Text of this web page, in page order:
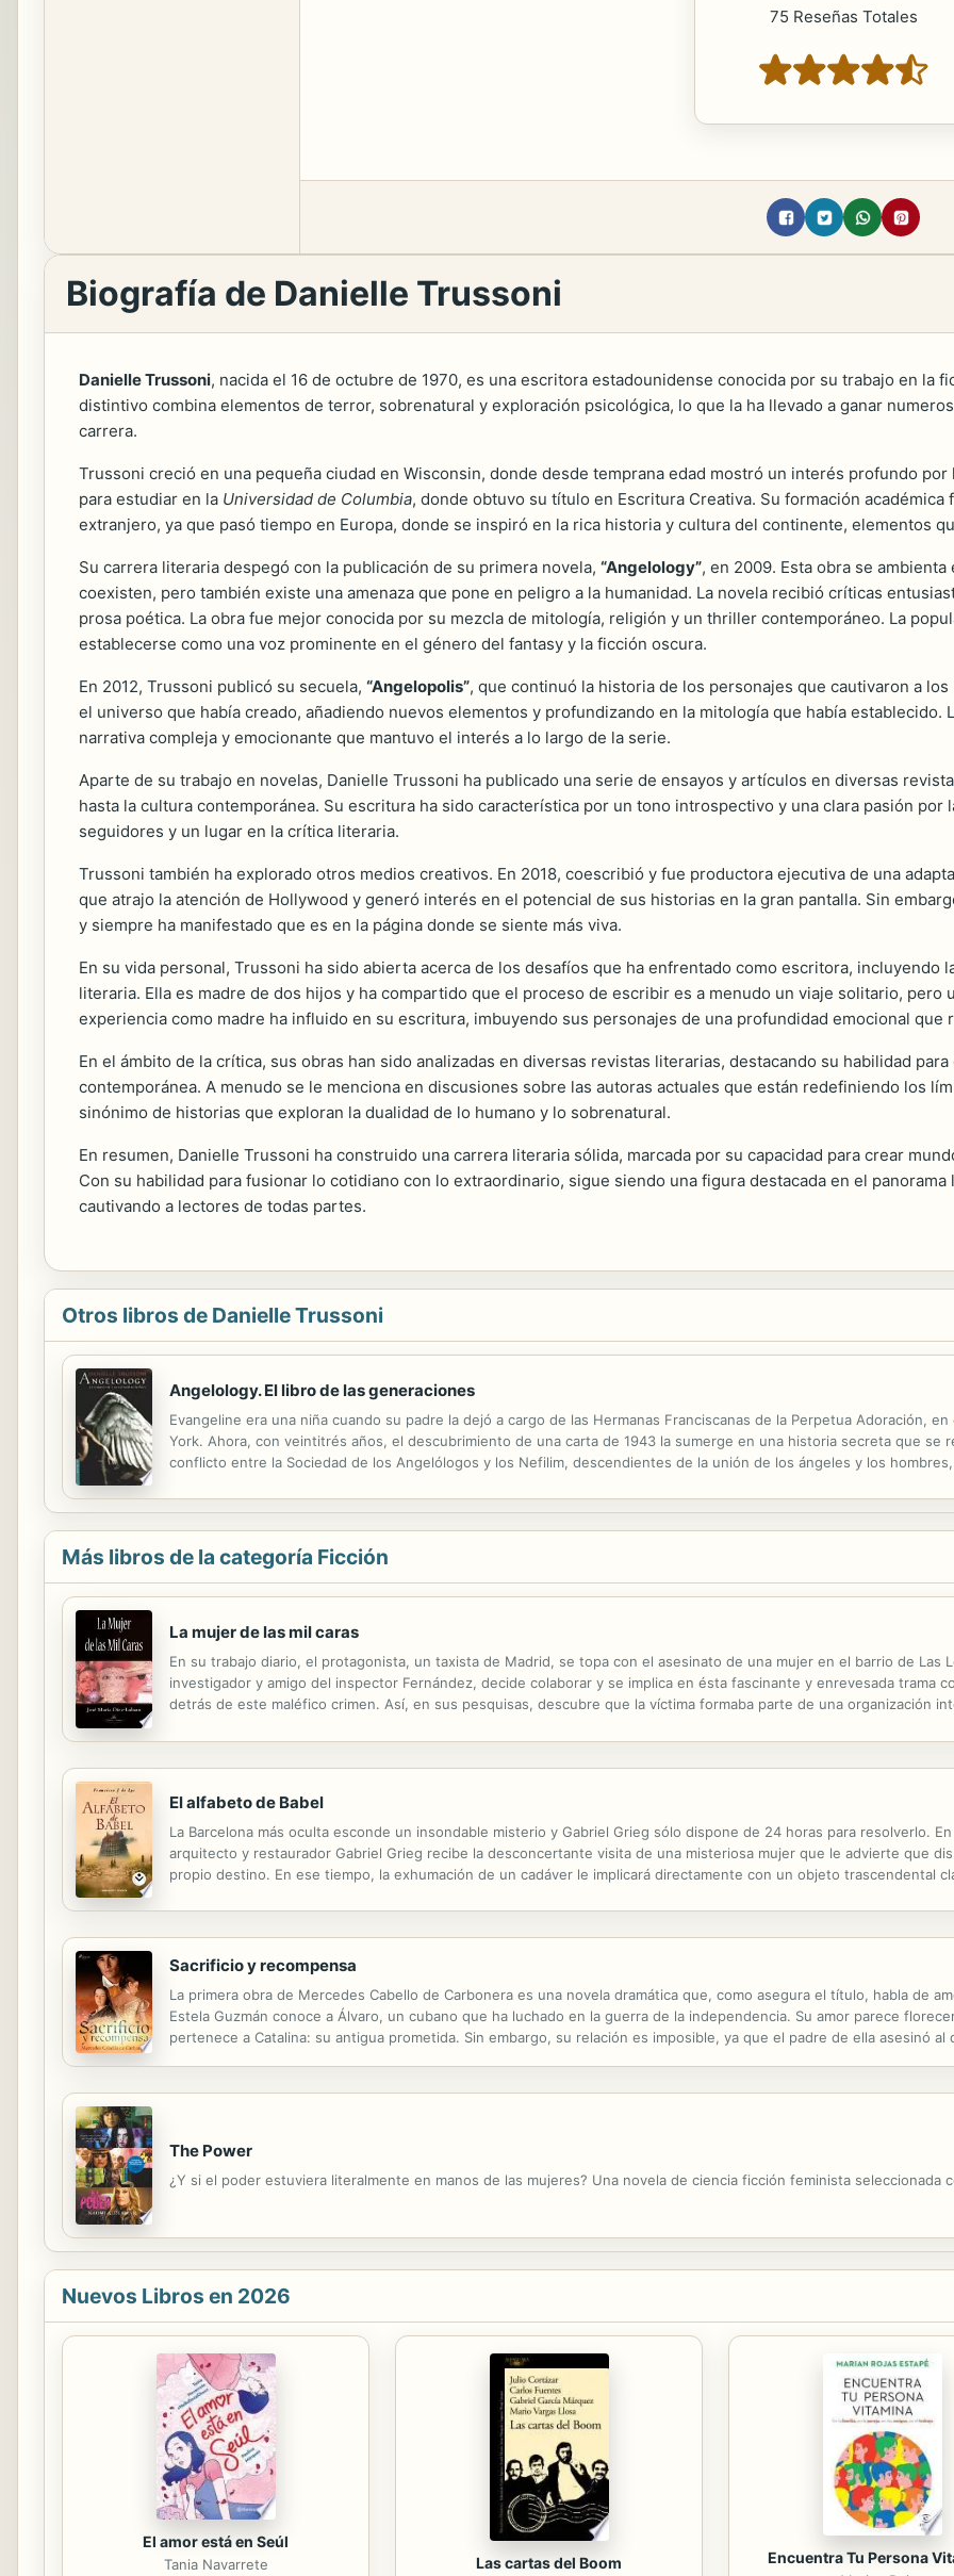
75 Reseñas Totales
Biografía de Danielle Trussoni
Danielle Trussoni, nacida el 16 de octubre de 1970, es una escritora estadounidense conocida por su trabajo en la
distintivo combina elementos de terror, sobrenatural y exploración psicológica, lo que la ha llevado a ganar
carrera.
Trussoni creció en una pequeña ciudad en Wisconsin, donde desde temprana edad mostró un interés profundo
para estudiar en la Universidad de Columbia, donde obtuvo su título en Escritura Creativa. Su formación
extranjero, ya que pasó tiempo en Europa, donde se inspiró en la rica historia y cultura del continente, elementos
Su carrera literaria despegó con la publicación de su primera novela, “Angelology”, en 2009. Esta obra se
coexisten, pero también existe una amenaza que pone en peligro a la humanidad. La novela recibió críticas
prosa poética. La obra fue mejor conocida por su mezcla de mitología, religión y un thriller contemporáneo. La
establecerse como una voz prominente en el género del fantasy y la ficción oscura.
En 2012, Trussoni publicó su secuela, “Angelopolis”, que continuó la historia de los personajes que cautivaron a
el universo que había creado, añadiendo nuevos elementos y profundizando en la mitología que había establecido.
narrativa compleja y emocionante que mantuvo el interés a lo largo de la serie.
Aparte de su trabajo en novelas, Danielle Trussoni ha publicado una serie de ensayos y artículos en diversas
hasta la cultura contemporánea. Su escritura ha sido característica por un tono introspectivo y una clara pasión por
seguidores y un lugar en la crítica literaria.
Trussoni también ha explorado otros medios creativos. En 2018, coescribió y fue productora ejecutiva de una
que atrajo la atención de Hollywood y generó interés en el potencial de sus historias en la gran pantalla. Sin
y siempre ha manifestado que es en la página donde se siente más viva.
En su vida personal, Trussoni ha sido abierta acerca de los desafíos que ha enfrentado como escritora, incluyendo
literaria. Ella es madre de dos hijos y ha compartido que el proceso de escribir es a menudo un viaje solitario,
experiencia como madre ha influido en su escritura, imbuyendo sus personajes de una profundidad emocional que
En el ámbito de la crítica, sus obras han sido analizadas en diversas revistas literarias, destacando su habilidad
contemporánea. A menudo se le menciona en discusiones sobre las autoras actuales que están redefiniendo los
sinónimo de historias que exploran la dualidad de lo humano y lo sobrenatural.
En resumen, Danielle Trussoni ha construido una carrera literaria sólida, marcada por su capacidad para crear
Con su habilidad para fusionar lo cotidiano con lo extraordinario, sigue siendo una figura destacada en el
cautivando a lectores de todas partes.
Otros libros de Danielle Trussoni
Angelology. El libro de las generaciones
Evangeline era una niña cuando su padre la dejó a cargo de las Hermanas Franciscanas de la Perpetua Adoración,
York. Ahora, con veintitrés años, el descubrimiento de una carta de 1943 la sumerge en una historia secreta que se
conflicto entre la Sociedad de los Angelólogos y los Nefilim, descendientes de la unión de los ángeles y los
Más libros de la categoría Ficción
La mujer de las mil caras
En su trabajo diario, el protagonista, un taxista de Madrid, se topa con el asesinato de una mujer en el barrio de Las
investigador y amigo del inspector Fernández, decide colaborar y se implica en ésta fascinante y enrevesada trama
detrás de este maléfico crimen. Así, en sus pesquisas, descubre que la víctima formaba parte de una organización
El alfabeto de Babel
La Barcelona más oculta esconde un insondable misterio y Gabriel Grieg sólo dispone de 24 horas para resolverlo.
arquitecto y restaurador Gabriel Grieg recibe la desconcertante visita de una misteriosa mujer que le advierte que
propio destino. En ese tiempo, la exhumación de un cadáver le implicará directamente con un objeto trascendental
Sacrificio y recompensa
La primera obra de Mercedes Cabello de Carbonera es una novela dramática que, como asegura el título, habla de
Estela Guzmán conoce a Álvaro, un cubano que ha luchado en la guerra de la independencia. Su amor parece
pertenece a Catalina: su antigua prometida. Sin embargo, su relación es imposible, ya que el padre de ella asesinó al
The Power
¿Y si el poder estuviera literalmente en manos de las mujeres? Una novela de ciencia ficción feminista seleccionada
Nuevos Libros en 2026
El amor está en Seúl
Tania Navarrete Las cartas del Boom Encuentra Tu Persona